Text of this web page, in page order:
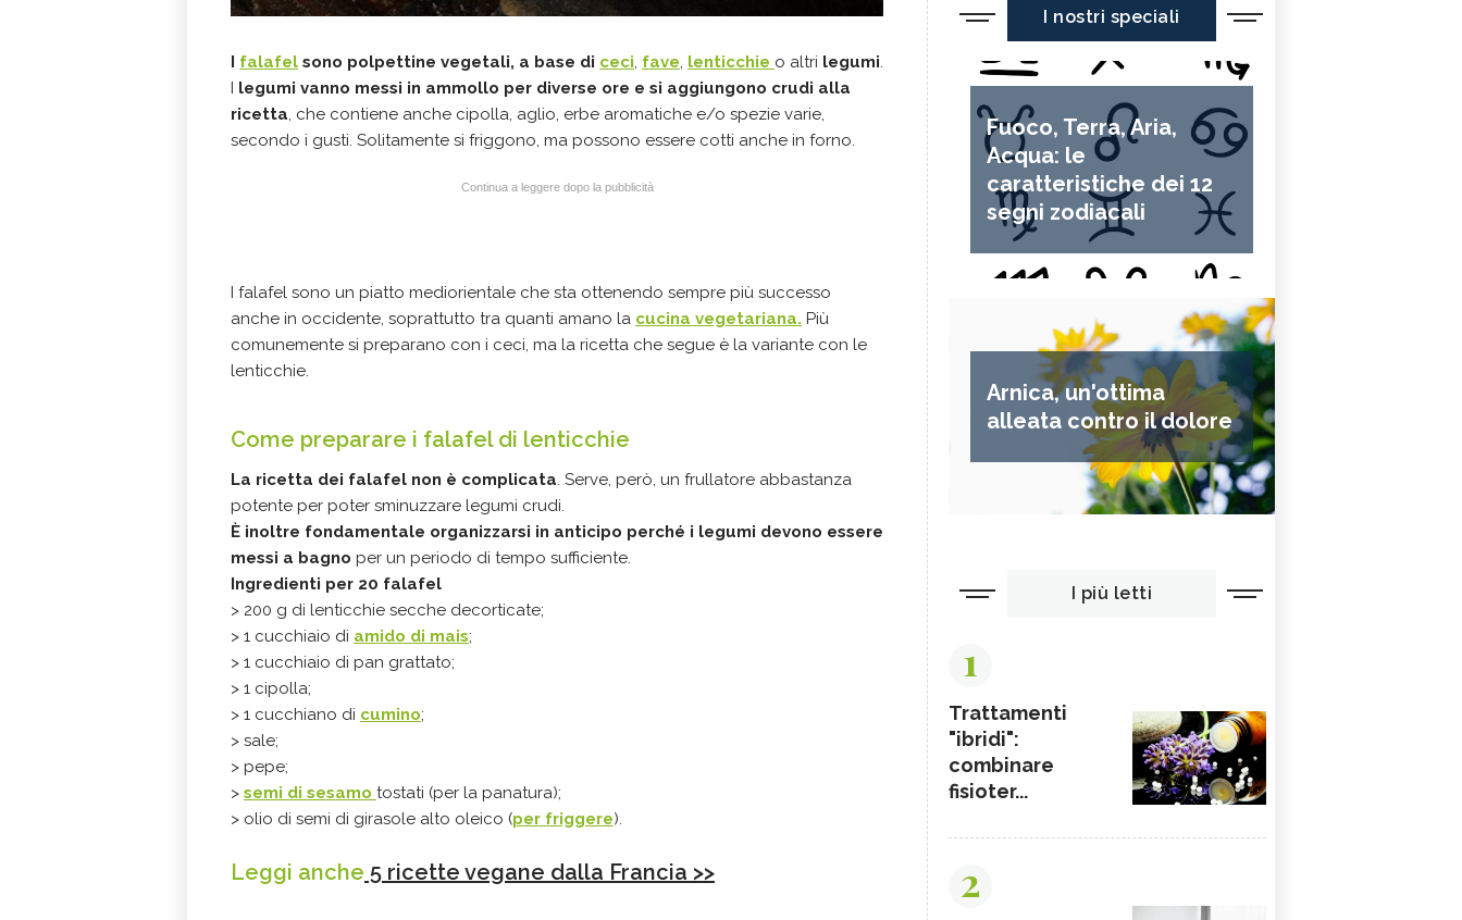
I falafel sono polpettine vegetali, a base di ceci, fave, lenticchie o altri legumi.
I legumi vanno messi in ammollo per diverse ore e si aggiungono crudi alla
ricetta, che contiene anche cipolla, aglio, erbe aromatiche e/o spezie varie,
secondo i gusti. Solitamente si friggono, ma possono essere cotti anche in forno.
Continua a leggere dopo la pubblicità
I falafel sono un piatto mediorientale che sta ottenendo sempre più successo
anche in occidente, soprattutto tra quanti amano la cucina vegetariana. Più
comunemente si preparano con i ceci, ma la ricetta che segue è la variante con le
lenticchie.
Come preparare i falafel di lenticchie
La ricetta dei falafel non è complicata. Serve, però, un frullatore abbastanza
potente per poter sminuzzare legumi crudi.
È inoltre fondamentale organizzarsi in anticipo perché i legumi devono essere
messi a bagno per un periodo di tempo sufficiente.
Ingredienti per 20 falafel
> 200 g di lenticchie secche decorticate;
> 1 cucchiaio di amido di mais;
> 1 cucchiaio di pan grattato;
> 1 cipolla;
> 1 cucchiano di cumino;
> sale;
> pepe;
> semi di sesamo tostati (per la panatura);
> olio di semi di girasole alto oleico (per friggere).
Leggi anche 5 ricette vegane dalla Francia >>
I nostri speciali
Fuoco, Terra, Aria,
Acqua: le
caratteristiche dei 12
segni zodiacali
Arnica, un'ottima
alleata contro il dolore
I più letti
1
Trattamenti
"ibridi":
combinare
fisioter...
2